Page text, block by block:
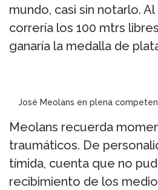
mundo, casi sin notarlo.
correría los 100 mtrs
ganaría la medalla de
José Meolans en plena
Meolans recuerda
traumáticos. De
tímida, cuenta que no
recibimiento de los